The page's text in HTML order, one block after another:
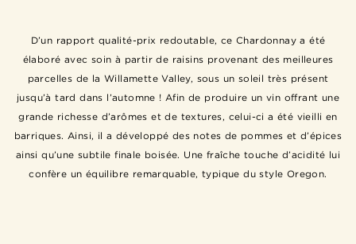
D’un rapport qualité-prix redoutable, ce Chardonnay a été
élaboré avec soin à partir de raisins provenant des meilleures
parcelles de la Willamette Valley, sous un soleil très présent
jusqu’à tard dans l’automne ! Afin de produire un vin offrant une
grande richesse d’arômes et de textures, celui-ci a été vieilli en
barriques. Ainsi, il a développé des notes de pommes et d’épices
ainsi qu’une subtile finale boisée. Une fraîche touche d’acidité lui
confère un équilibre remarquable, typique du style Oregon.